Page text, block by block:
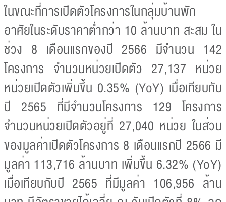
ในขณะที่การเปิดตัวโครงการในกลุ่มบ้านพัก
อาศัยในระดับราคาต่ำกว่า 10 ล้านบาท สะสม ใน
ช่วง 8 เดือนแรกของปี 2566 มีจำนวน 142
โครงการ จำนวนหน่วยเปิดตัว 27,137 หน่วย
หน่วยเปิดตัวเพิ่มขึ้น 0.35% (YoY) เมื่อเทียบกับ
ปี 2565 ที่มีจำนวนโครงการ 129 โครงการ
จำนวนหน่วยเปิดตัวอยู่ที่ 27,040 หน่วย ในส่วน
ของมูลค่าเปิดตัวโครงการ 8 เดือนแรกปี 2566 มี
มูลค่า 113,716 ล้านบาท เพิ่มขึ้น 6.32% (YoY)
เมื่อเทียบกับปี 2565 ที่มีมูลค่า 106,956 ล้าน